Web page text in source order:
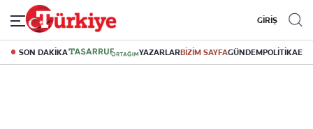
GİRİŞ
SON DAKİKA YAZARLARBİZİM SAYFAGÜNDEMPOLİTİKA